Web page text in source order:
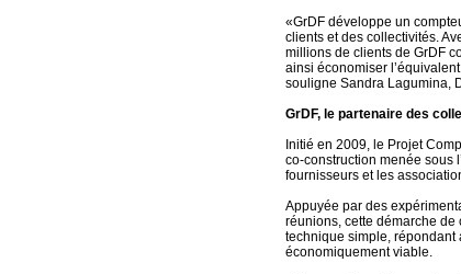
«GrDF développe un
clients et des collectivités.
millions de clients de GrDF
ainsi économiser
souligne Sandra Lagumina,
GrDF, le partenaire des
Initié en 2009, le Projet
co-construction menée sous
fournisseurs et les
Appuyée par des
réunions, cette démarche de
technique simple, répondant
économiquement viable.